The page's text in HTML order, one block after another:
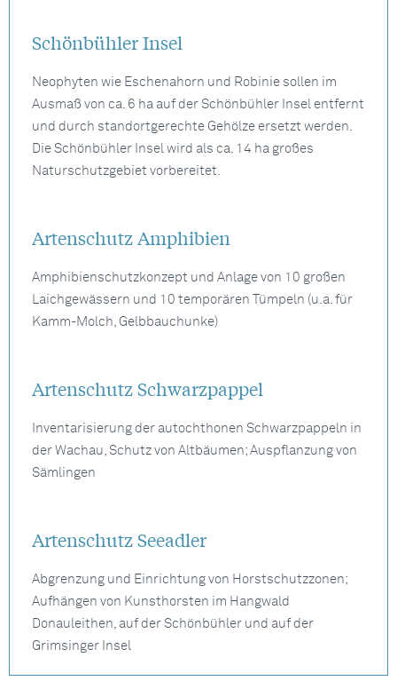
Schönbühler Insel
Neophyten wie Eschenahorn und Robinie sollen im
Ausmaß von ca. 6 ha auf der Schönbühler Insel entfernt
und durch standortgerechte Gehölze ersetzt werden.
Die Schönbühler Insel wird als ca. 14 ha großes
Naturschutzgebiet vorbereitet.
Artenschutz Amphibien
Amphibienschutzkonzept und Anlage von 10 großen
Laichgewässern und 10 temporären Tümpeln (u.a. für
Kamm-Molch, Gelbbauchunke)
Artenschutz Schwarzpappel
Inventarisierung der autochthonen Schwarzpappeln in
der Wachau, Schutz von Altbäumen; Auspflanzung von
Sämlingen
Artenschutz Seeadler
Abgrenzung und Einrichtung von Horstschutzzonen;
Aufhängen von Kunsthorsten im Hangwald
Donauleithen, auf der Schönbühler und auf der
Grimsinger Insel